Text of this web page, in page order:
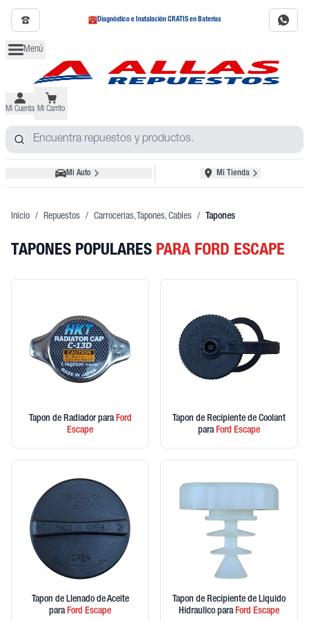
Diagnóstico e Instalación GRATIS en Baterías
Menú
Mi Cuenta Mi Carrito
Mi Auto Mi Tienda
Inicio / Repuestos / Carrocerias, Tapones, Cables / Tapones
TAPONES POPULARES PARA FORD ESCAPE
Tapon de Radiador paraFord
Escape
Tapon de Recipiente de Coolant
paraFord Escape
Tapon de Llenado de Aceite
paraFord Escape
Tapon de Recipiente de Liquido
Hidraulico paraFord Escape